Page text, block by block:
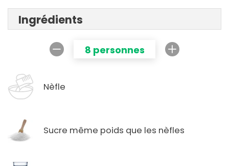
Ingrédients
8 personnes
Nèfle
Sucre même poids que les nèfles